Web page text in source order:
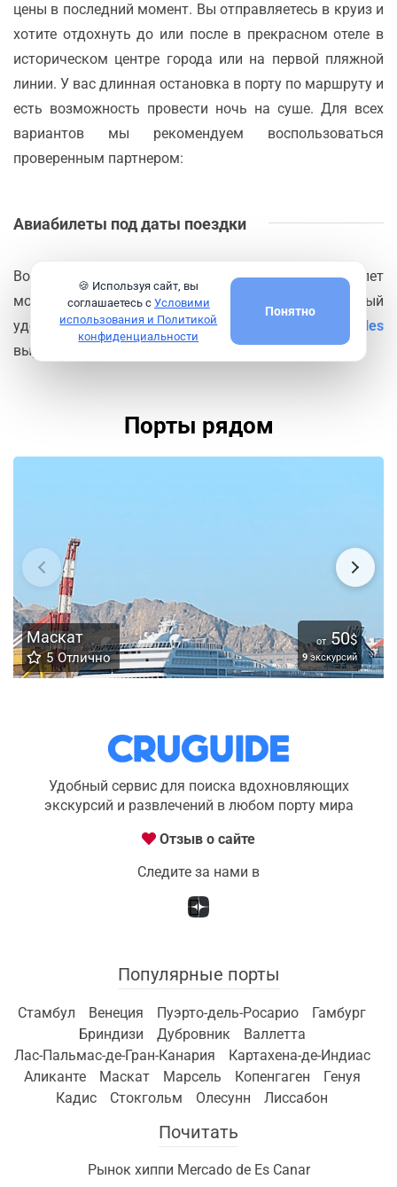
цены в последний момент. Вы отправляетесь в круиз и
хотите отдохнуть до или после в прекрасном отеле в
историческом центре города или на первой пляжной
линии. У вас длинная остановка в порту по маршруту и
есть возможность провести ночь на суше. Для всех
вариантов мы рекомендуем воспользоваться
проверенным партнером:
Авиабилеты под даты поездки
Во время или до круиза купить билет на самолет
может стать актуальной необходимостью. Самый
удобный сервис по поиску авиабилетов
Aviasales
выручит в любой момент.
Порты рядом
Маскат
5 Отлично
от 50$
9 экскурсий
Удобный сервис для поиска вдохновляющих
экскурсий и развлечений в любом порту мира
Отзыв о сайте
Следите за нами в
Популярные порты
Стамбул Венеция Пуэрто-дель-Росарио
Гамбург
Бриндизи
Дубровник
Валлетта
Лас-Пальмас-де-Гран-Канария
Картахена-де-Индиас
Аликанте
Маскат Марсель Копенгаген
Генуя
Кадис
Стокгольм Олесунн Лиссабон
Почитать
Рынок хиппи Mercado de Es Canar
🍪 Используя сайт, вы
соглашаетесь с Условими
использования и Политикой
конфиденциальности
Понятно